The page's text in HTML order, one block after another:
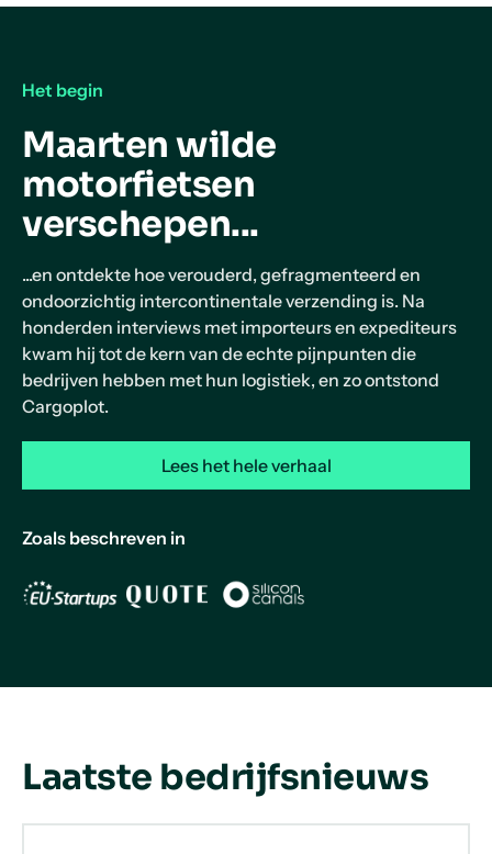
Het begin
Maarten wilde
motorfietsen
verschepen...
...en ontdekte hoe verouderd, gefragmenteerd en
ondoorzichtig intercontinentale verzending is. Na
honderden interviews met importeurs en expediteurs
kwam hij tot de kern van de echte pijnpunten die
bedrijven hebben met hun logistiek, en zo ontstond
Cargoplot.
Lees het hele verhaal
Zoals beschreven in
Laatste bedrijfsnieuws